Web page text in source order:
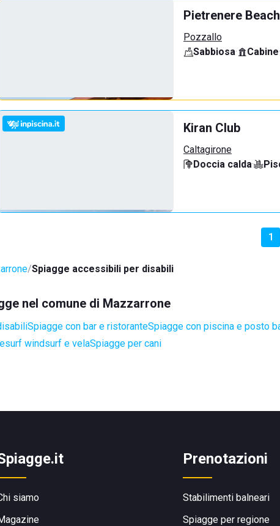
Pietrenere Beach
Pozzallo
Sabbiosa· Cabine·
Kiran Club
Caltagirone
Doccia calda·
1
Spiagge accessibili per disabili
nel comune di Mazzarrone
Spiagge con bar e ristoranteSpiagge con piscina e posto
windsurf e velaSpiagge per cani
siamo
Prenotazioni
Stabilimenti balneari
Spiagge per regione